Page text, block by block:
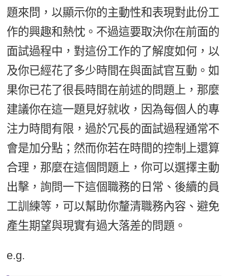
題來問，以顯示你的主動性和表現對此份工
作的興趣和熱忱。不過這要取決你在前面的
面試過程中，對這份工作的了解度如何，以
及你已經花了多少時間在與面試官互動。如
果你已花了很長時間在前述的問題上，那麼
建議你在這一題見好就收，因為每個人的專
注力時間有限，過於冗長的面試過程通常不
會是加分點；然而你若在時間的控制上還算
合理，那麼在這個問題上，你可以選擇主動
出擊，詢問一下這個職務的日常、後續的員
工訓練等，可以幫助你釐清職務內容、避免
產生期望與現實有過大落差的問題。
e.g.